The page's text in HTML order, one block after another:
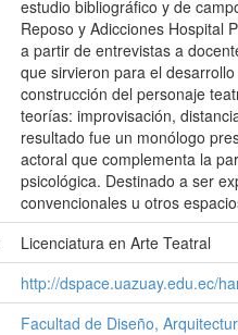
estudio bibliográfico y de
Reposo y Adicciones Hospital
a partir de entrevistas a
que sirvieron para el
construcción del personaje
teorías: improvisación,
resultado fue un monólogo
actoral que complementa la
psicológica. Destinado a ser
convencionales u otros
Licenciatura en Arte Teatral
http://dspace.uazuay.edu.ec/
Facultad de Diseño,